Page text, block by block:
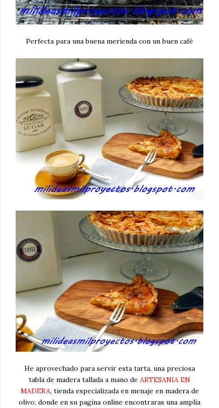
Perfecta para una buena merienda con un buen café
He aprovechado para servir esta tarta, una preciosa
tabla de madera tallada a mano de ARTESANIA EN
MADERA, tienda especializada en menaje en madera de
olivo, donde en su pagina online encontraras una amplia